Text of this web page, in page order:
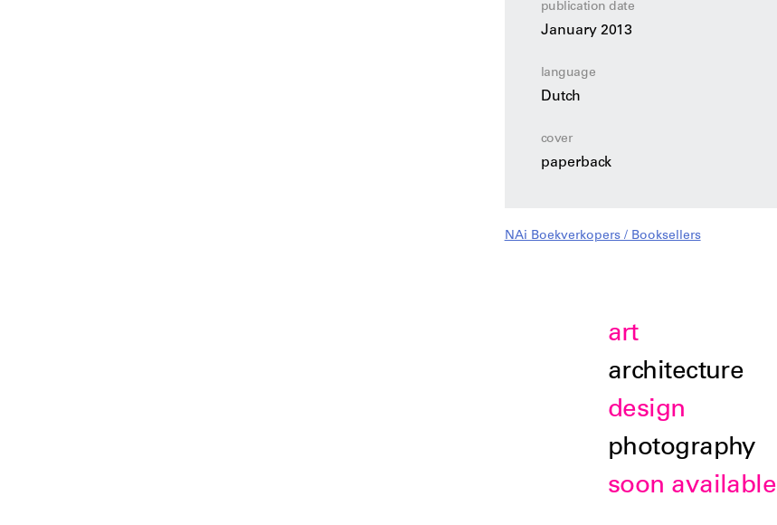
publication date
January 2013
language
Dutch
cover
paperback
NAi Boekverkopers / Booksellers
art
architecture
design
photography
soon available